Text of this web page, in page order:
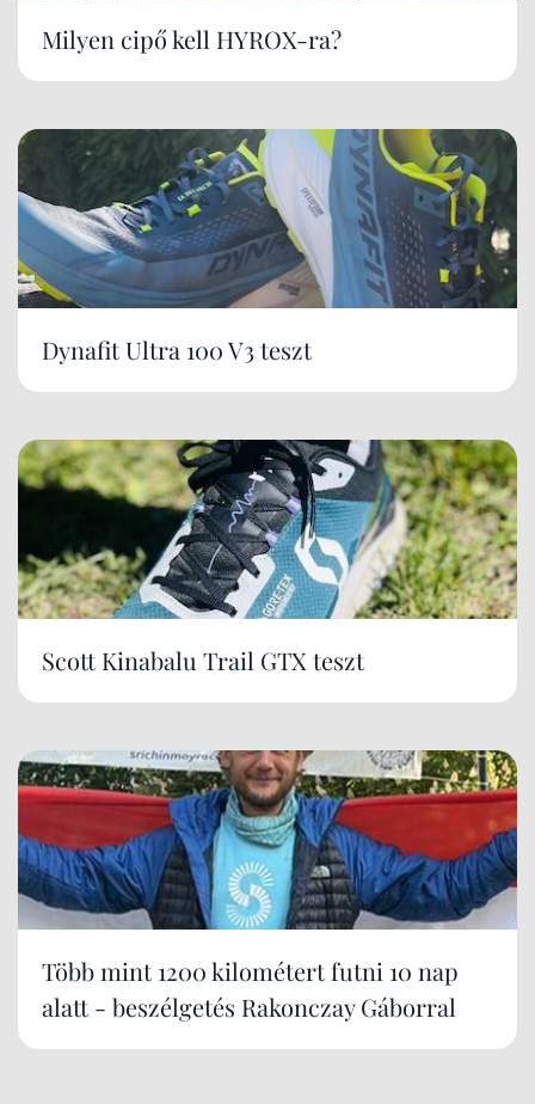
Milyen cipő kell HYROX-ra?
Dynafit Ultra 100 V3 teszt
Scott Kinabalu Trail GTX teszt
Több mint 1200 kilométert futni 10 nap
alatt - beszélgetés Rakonczay Gáborral